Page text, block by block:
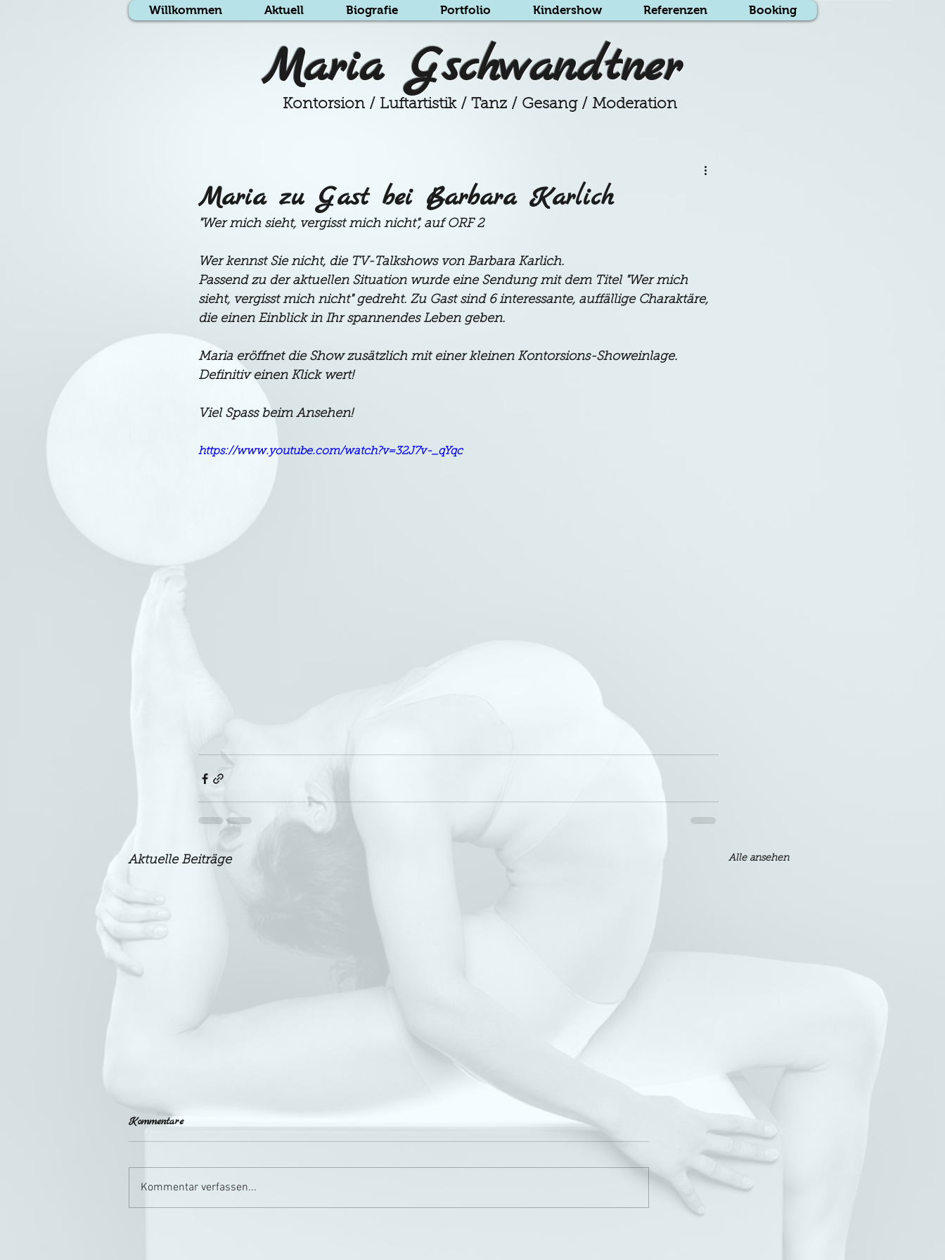
Willkommen Aktuell Biografie Portfolio Kindershow Referenzen Booking
Maria Gschwandtner
Kontorsion / Luftartistik / Tanz / Gesang / Moderation
Maria zu Gast bei Barbara Karlich
"Wer mich sieht, vergisst mich nicht", auf ORF 2
Wer kennst Sie nicht, die TV-Talkshows von Barbara Karlich.
Passend zu der aktuellen Situation wurde eine Sendung mit dem Titel "Wer mich
sieht, vergisst mich nicht" gedreht. Zu Gast sind 6 interessante, auffällige Charaktäre,
die einen Einblick in Ihr spannendes Leben geben.
Maria eröffnet die Show zusätzlich mit einer kleinen Kontorsions-Showeinlage.
Definitiv einen Klick wert!
Viel Spass beim Ansehen!
https://www.youtube.com/watch?v=32J7v-_qYqc
Aktuelle Beiträge Alle ansehen
JTI Tour durch Österreich
Kommentare
Kommentar verfassen...